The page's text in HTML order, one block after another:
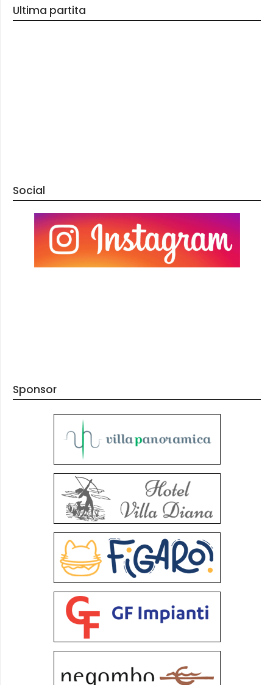
Ultima partita
Social
Sponsor